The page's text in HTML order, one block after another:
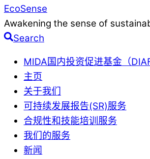
EcoSense
Awakening the sense of
Search
MIDA国内投资促进基金（DIAF
主页
关于我们
可持续发展报告(SR)服务
合规性和技能培训服务
我们的服务
新闻